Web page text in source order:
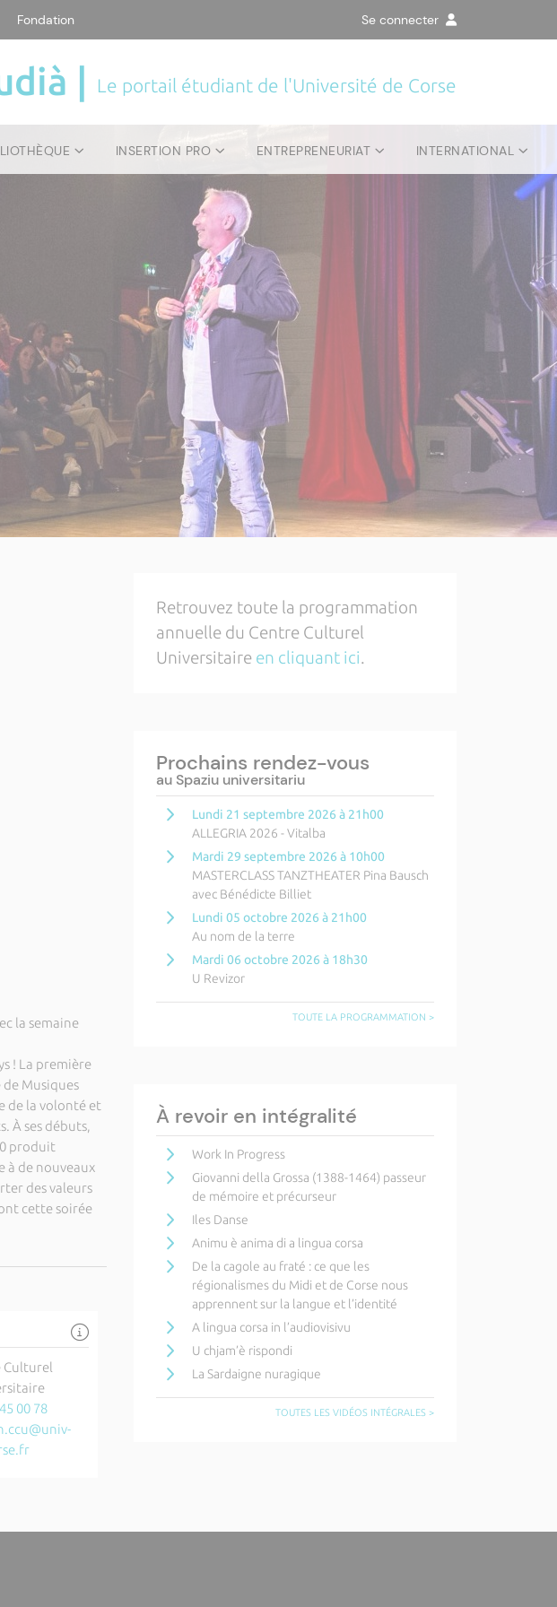
Fondation Se connecter
| Le portail étudiant de l'Université de Corse
INSERTION PRO ENTREPRENEURIAT INTERNATIONAL
la semaine
! La première
Musiques
de la volonté et
À ses débuts,
produit
à de nouveaux
des valeurs
cette soirée
Culturel
00 78
Retrouvez toute la programmation
annuelle du Centre Culturel
Universitaire en cliquant ici.
Prochains rendez-vous
au Spaziu universitariu
Lundi 21 septembre 2026 à 21h00
ALLEGRIA 2026 - Vitalba
Mardi 29 septembre 2026 à 10h00
MASTERCLASS TANZTHEATER Pina Bausch
avec Bénédicte Billiet
Lundi 05 octobre 2026 à 21h00
Au nom de la terre
Mardi 06 octobre 2026 à 18h30
U Revizor
TOUTE LA PROGRAMMATION >
À revoir en intégralité
Work In Progress
Giovanni della Grossa (1388-1464) passeur
de mémoire et précurseur
Iles Danse
Animu è anima di a lingua corsa
De la cagole au fraté : ce que les
régionalismes du Midi et de Corse nous
apprennent sur la langue et l’identité
A lingua corsa in l’audiovisivu
U chjam’è rispondi
La Sardaigne nuragique
TOUTES LES VIDÉOS INTÉGRALES >